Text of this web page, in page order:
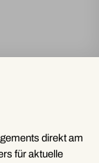
direkt am
für aktuelle